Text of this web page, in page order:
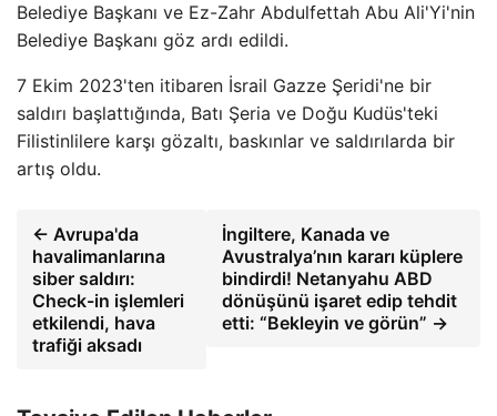
Belediye Başkanı ve Ez-Zahr Abdulfettah Abu Ali'Yi'nin
Belediye Başkanı göz ardı edildi.
7 Ekim 2023'ten itibaren İsrail Gazze Şeridi'ne bir
saldırı başlattığında, Batı Şeria ve Doğu Kudüs'teki
Filistinlilere karşı gözaltı, baskınlar ve saldırılarda bir
artış oldu.
← Avrupa'da
havalimanlarına
siber saldırı:
Check-in işlemleri
etkilendi, hava
trafiği aksadı
İngiltere, Kanada ve
Avustralya’nın kararı küplere
bindirdi! Netanyahu ABD
dönüşünü işaret edip tehdit
etti: “Bekleyin ve görün” →